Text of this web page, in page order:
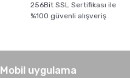
256Bit SSL Sertifikası ile
%100 güvenli alışveriş
Mobil uygulama